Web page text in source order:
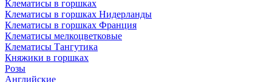
Клематисы в горшках
Клематисы в горшках Нидерланды
Клематисы в горшках Франция
Клематисы мелкоцветковые
Клематисы Тангутика
Княжики в горшках
Розы
Английские